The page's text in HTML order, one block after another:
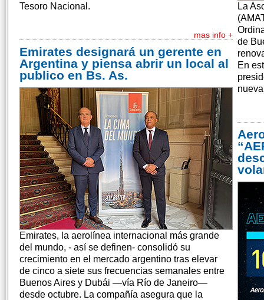
Tesoro Nacional.
mas info +
Emirates designará un gerente en
Argentina y piensa abrir un local al
publico en Bs. As.
Emirates, la aerolínea internacional más grande
del mundo, - así se definen- consolidó su
crecimiento en el mercado argentino tras elevar
de cinco a siete sus frecuencias semanales entre
Buenos Aires y Dubái —vía Río de Janeiro—
desde octubre. La compañía asegura que la
La
de
En